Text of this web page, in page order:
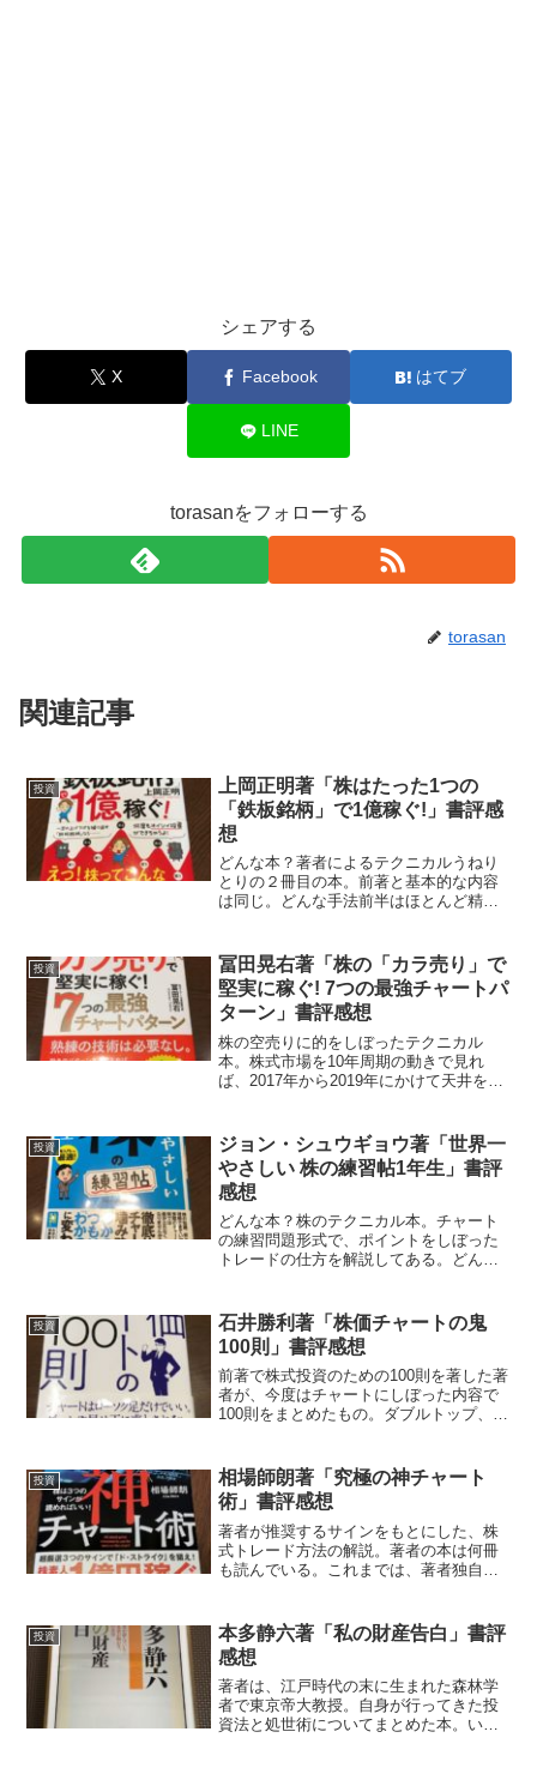
シェアする
X Facebook はてブ
LINE
torasanをフォローする
torasan
関連記事
投資
上岡正明著「株はたった1つの
「鉄板銘柄」で1億稼ぐ!」書評感
想
どんな本？著者によるテクニカルうねり
とりの２冊目の本。前著と基本的な内容
は同じ。どんな手法前半はほとんど精神
後半の手法解説は、前著のように日足ベ
ースでボックス圏の下値で...
投資
冨田晃右著「株の「カラ売り」で
堅実に稼ぐ! 7つの最強チャートパ
ターン」書評感想
株の空売りに的をしぼったテクニカル
本。株式市場を10年周期の動きで見れ
ば、2017年から2019年にかけて天井を打
法を紹介している。空売りの説明から口
座の始め方など、...
投資
ジョン・シュウギョウ著「世界一
やさしい 株の練習帖1年生」書評
感想
どんな本？株のテクニカル本。チャート
の練習問題形式で、ポイントをしぼった
トレードの仕方を解説してある。どんな
ーソク足、天井と底、MACD、ボリンジ
ャーバンドんなど基本と...
投資
石井勝利著「株価チャートの鬼
100則」書評感想
前著で株式投資のための100則を著した著
者が、今度はチャートにしぼった内容で
100則をまとめたもの。ダブルトップ、デ
レベルのチャートの見方についてページ
が割かれている。...
投資
相場師朗著「究極の神チャート
術」書評感想
著者が推奨するサインをもとにした、株
式トレード方法の解説。著者の本は何冊
も読んでいる。これまでは、著者独自の
解説が主になっている。絶好のタイミン
グを３つのサインをもとに...
投資
本多静六著「私の財産告白」書評
感想
著者は、江戸時代の末に生まれた森林学
者で東京帝大教授。自身が行ってきた投
資法と処世術についてまとめた本。いわ